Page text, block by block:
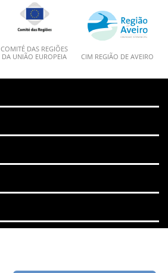
COMITÉ DAS REGIÕES
DA UNIÃO EUROPEIA
CIM REGIÃO DE AVEIRO